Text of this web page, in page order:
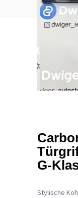
Zurück
G-
Stylische